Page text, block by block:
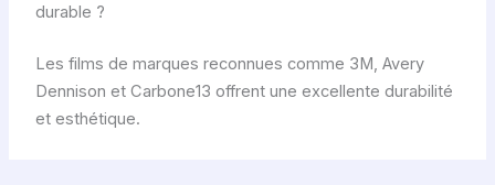
durable ?
Les films de marques reconnues comme 3M, Avery
Dennison et Carbone13 offrent une excellente durabilité
et esthétique.